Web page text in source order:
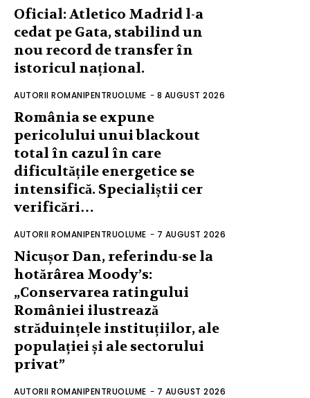
Oficial: Atletico Madrid l-a
cedat pe Gata, stabilind un
nou record de transfer în
istoricul național.
AUTORII ROMANIPENTRUOLUME - 8 AUGUST 2026
România se expune
pericolului unui blackout
total în cazul în care
dificultățile energetice se
intensifică. Specialiștii cer
verificări…
AUTORII ROMANIPENTRUOLUME - 7 AUGUST 2026
Nicușor Dan, referindu-se la
hotărârea Moody’s:
„Conservarea ratingului
României ilustrează
străduințele instituțiilor, ale
populației și ale sectorului
privat”
AUTORII ROMANIPENTRUOLUME - 7 AUGUST 2026